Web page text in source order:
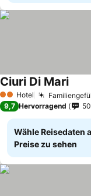
2 Sterne
Hotel
Ciuri Di Mari
9,7 Hervorragend
Wähle Reisedaten
Preise zu sehen